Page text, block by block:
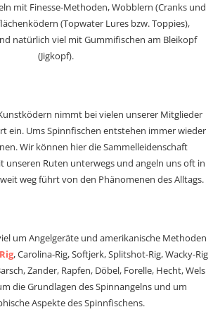
mit Finesse-Methoden, Wobblern (Cranks und
(Topwater Lures bzw. Toppies),
natürlich viel mit Gummifischen am Bleikopf
(Jigkopf).
nimmt bei vielen unserer Mitglieder
ein. Ums Spinnfischen entstehen immer wieder
Wir können hier die Sammelleidenschaft
unseren Ruten unterwegs und angeln uns oft in
weg führt von den Phänomenen des Alltags.
um Angelgeräte und amerikanische Methoden
, Carolina-Rig, Softjerk, Splitshot-Rig, Wacky-Rig
Zander, Rapfen, Döbel, Forelle, Hecht, Wels
die Grundlagen des Spinnangelns und um
Aspekte des Spinnfischens.